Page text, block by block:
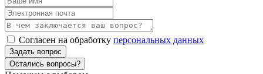
Согласен на обработку персональных данных
Задать вопрос
Остались вопросы?